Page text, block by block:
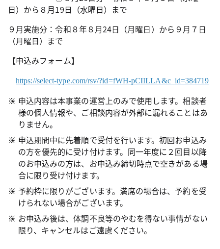
日）から８月19日（水曜日）まで
９月実施分：令和８年８月24日（月曜日）から９月７日
（月曜日）まで
【申込みフォーム】
https://select-type.com/rsv/?id=fWH-pCIILLA&c_id=384719
申込内容は本事業の運営上のみで使用します。相談者
様の個人情報や、ご相談内容が外部に漏れることはあ
りません。
申込期間中に先着順で受付を行います。初回お申込み
の方を優先的に受け付けます。同一年度に２回目以降
のお申込みの方は、お申込み締切時点で空きがある場
合に限り受け付けます。
予約枠に限りがございます。満席の場合は、予約を受
けられない場合がございます。
お申込み後は、体調不良等のやむを得ない事情がない
限り、キャンセルはご遠慮ください。